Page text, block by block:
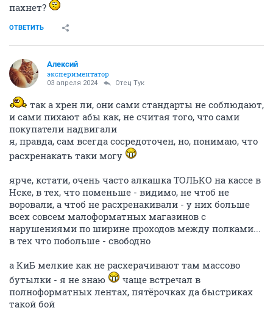
пахнет?
ОТВЕТИТЬ
Алексий
экспериментатор
03 апреля 2024 Отец Тук
так а хрен ли, они сами стандарты не соблюдают,
и сами пихают абы как, не считая того, что сами
покупатели надвигали
я, правда, сам всегда сосредоточен, но, понимаю, что
расхренакать таки могу
ярче, кстати, очень часто алкашка ТОЛЬКО на кассе в
Нске, в тех, что поменьше - видимо, не чтоб не
воровали, а чтоб не расхренакивали - у них больше
всех совсем малоформатных магазинов с
нарушениями по ширине проходов между полками...
в тех что побольше - свободно
а КиБ мелкие как не расхерачивают там массово
бутылки - я не знаю
чаще встречал в
полноформатных лентах, пятёрочках да быстриках
такой бой